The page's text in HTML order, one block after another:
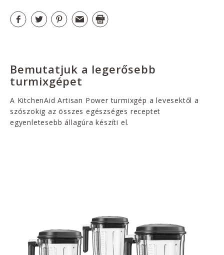
Bemutatjuk a legerősebb
turmixgépet
A KitchenAid Artisan Power turmixgép a levesektől a
szószokig az összes egészséges receptet
egyenletesebb állagúra készíti el.